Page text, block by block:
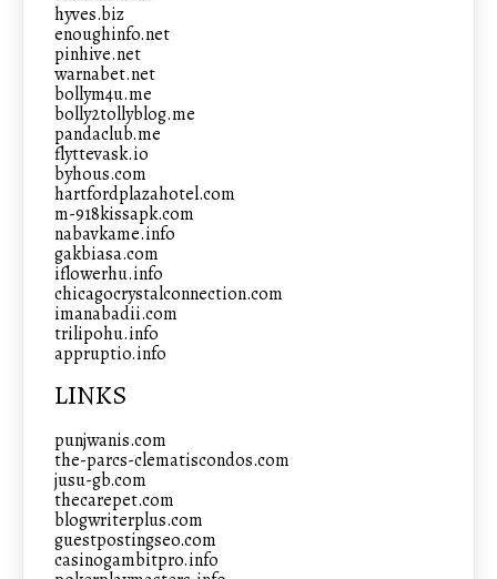
hyves.biz
enoughinfo.net
pinhive.net
warnabet.net
bollym4u.me
bolly2tollyblog.me
pandaclub.me
flyttevask.io
byhous.com
hartfordplazahotel.com
m-918kissapk.com
nabavkame.info
gakbiasa.com
iflowerhu.info
chicagocrystalconnection.com
imanabadii.com
trilipohu.info
appruptio.info
LINKS
punjwanis.com
the-parcs-clematiscondos.com
jusu-gb.com
thecarepet.com
blogwriterplus.com
guestpostingseo.com
casinogambitpro.info